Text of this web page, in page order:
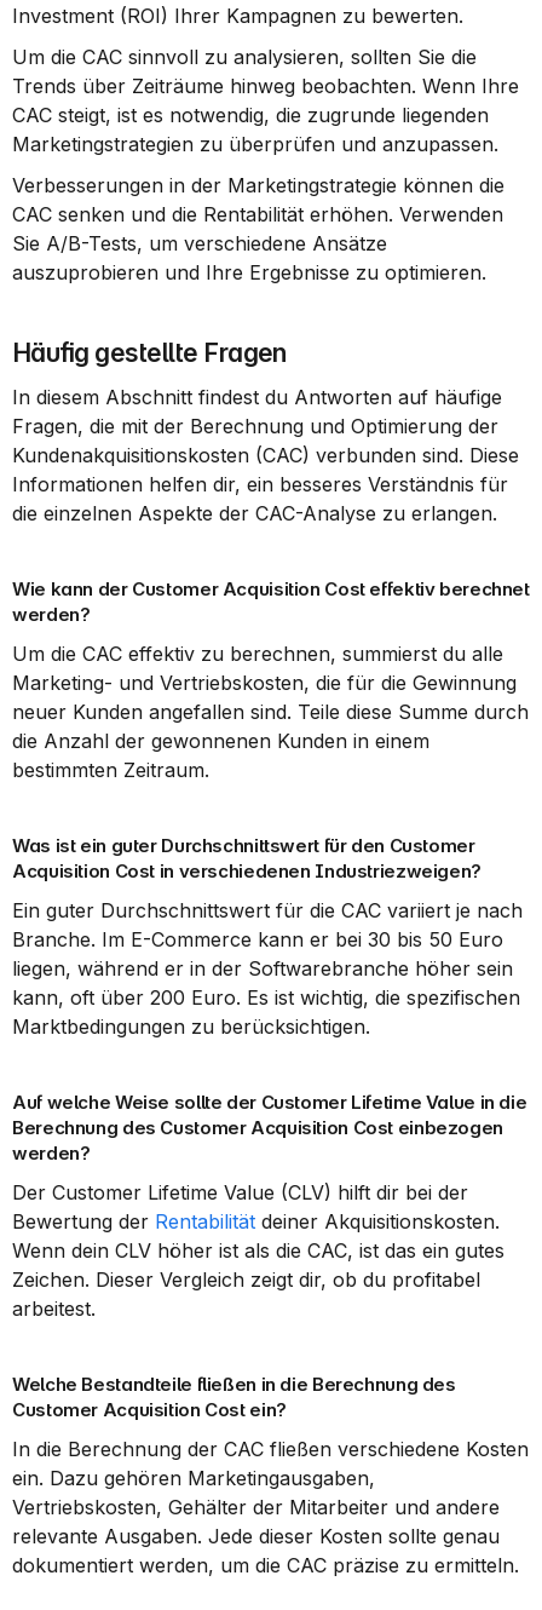
Investment (ROI) Ihrer Kampagnen zu bewerten.
Um die CAC sinnvoll zu analysieren, sollten Sie die
Trends über Zeiträume hinweg beobachten. Wenn Ihre
CAC steigt, ist es notwendig, die zugrunde liegenden
Marketingstrategien zu überprüfen und anzupassen.
Verbesserungen in der Marketingstrategie können die
CAC senken und die Rentabilität erhöhen. Verwenden
Sie A/B-Tests, um verschiedene Ansätze
auszuprobieren und Ihre Ergebnisse zu optimieren.
Häufig gestellte Fragen
In diesem Abschnitt findest du Antworten auf häufige
Fragen, die mit der Berechnung und Optimierung der
Kundenakquisitionskosten (CAC) verbunden sind. Diese
Informationen helfen dir, ein besseres Verständnis für
die einzelnen Aspekte der CAC-Analyse zu erlangen.
Wie kann der Customer Acquisition Cost effektiv berechnet
werden?
Um die CAC effektiv zu berechnen, summierst du alle
Marketing- und Vertriebskosten, die für die Gewinnung
neuer Kunden angefallen sind. Teile diese Summe durch
die Anzahl der gewonnenen Kunden in einem
bestimmten Zeitraum.
Was ist ein guter Durchschnittswert für den Customer
Acquisition Cost in verschiedenen Industriezweigen?
Ein guter Durchschnittswert für die CAC variiert je nach
Branche. Im E-Commerce kann er bei 30 bis 50 Euro
liegen, während er in der Softwarebranche höher sein
kann, oft über 200 Euro. Es ist wichtig, die spezifischen
Marktbedingungen zu berücksichtigen.
Auf welche Weise sollte der Customer Lifetime Value in die
Berechnung des Customer Acquisition Cost einbezogen
werden?
Der Customer Lifetime Value (CLV) hilft dir bei der
Bewertung der Rentabilität deiner Akquisitionskosten.
Wenn dein CLV höher ist als die CAC, ist das ein gutes
Zeichen. Dieser Vergleich zeigt dir, ob du profitabel
arbeitest.
Welche Bestandteile fließen in die Berechnung des
Customer Acquisition Cost ein?
In die Berechnung der CAC fließen verschiedene Kosten
ein. Dazu gehören Marketingausgaben,
Vertriebskosten, Gehälter der Mitarbeiter und andere
relevante Ausgaben. Jede dieser Kosten sollte genau
dokumentiert werden, um die CAC präzise zu ermitteln.